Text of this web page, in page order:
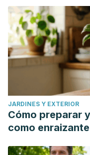
JARDINES Y EXTERIOR
Cómo preparar
como